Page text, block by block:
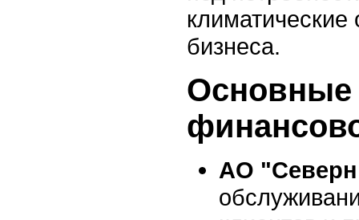
климатические
бизнеса.
Основные
АО